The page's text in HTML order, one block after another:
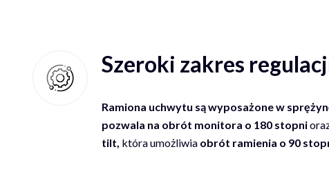
Szeroki zakres
Ramiona uchwytu są wyposażone w
pozwala na obrót monitora o 180 stopni
tilt, która umożliwia obrót ramienia o 90